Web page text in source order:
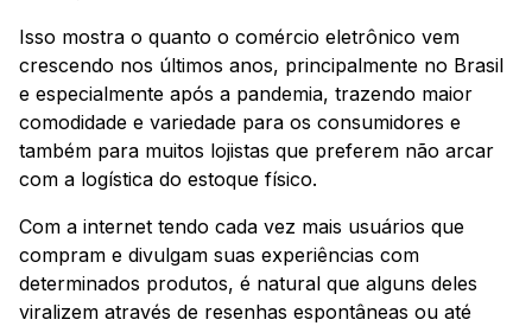
Isso mostra o quanto o comércio eletrônico vem
crescendo nos últimos anos, principalmente no Brasil
e especialmente após a pandemia, trazendo maior
comodidade e variedade para os consumidores e
também para muitos lojistas que preferem não arcar
com a logística do estoque físico.
Com a internet tendo cada vez mais usuários que
compram e divulgam suas experiências com
determinados produtos, é natural que alguns deles
viralizem através de resenhas espontâneas ou até